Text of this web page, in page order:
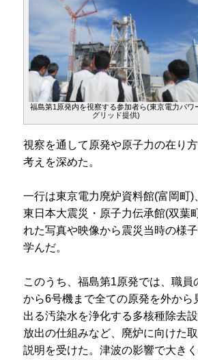
福島第1原発内を視察する参加者ら(東京電力パワ
グリッド提供)
視察を通して原発や原子力の在り
考えを深めた。
一行は東京電力廃炉資料館(富岡町)
東日本大震災・原子力伝承館(双葉
れた写真や映像から震災当時の様
学んだ。
このうち、福島第1原発では、職員
から6号機まで全ての原発を外から
出る汚染水を浄化する多核種除去
放出の仕組みなど、廃炉に向けた
説明を受けた。津波の影響で大き